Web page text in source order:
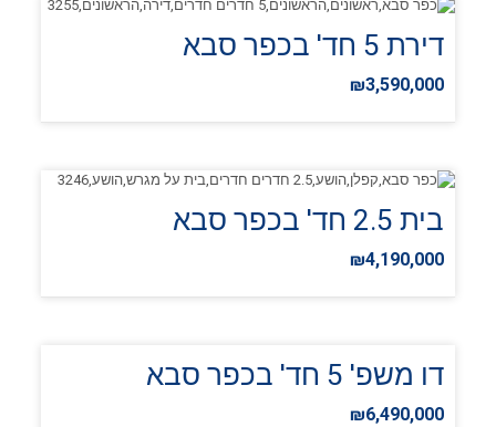
דירת 5 חד' בכפר סבא
₪3,590,000
בית 2.5 חד' בכפר סבא
₪4,190,000
דו משפ' 5 חד' בכפר סבא
₪6,490,000